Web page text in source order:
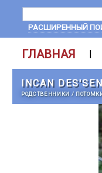
РАСШИРЕННЫЙ
ГЛАВНАЯ |
INCAN
РОДСТВЕННИКИ /